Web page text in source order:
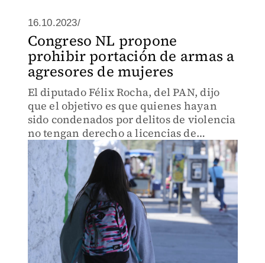
16.10.2023/
Congreso NL propone
prohibir portación de armas a
agresores de mujeres
El diputado Félix Rocha, del PAN, dijo
que el objetivo es que quienes hayan
sido condenados por delitos de violencia
no tengan derecho a licencias de
portación de armas.